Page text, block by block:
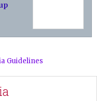
Guidelines